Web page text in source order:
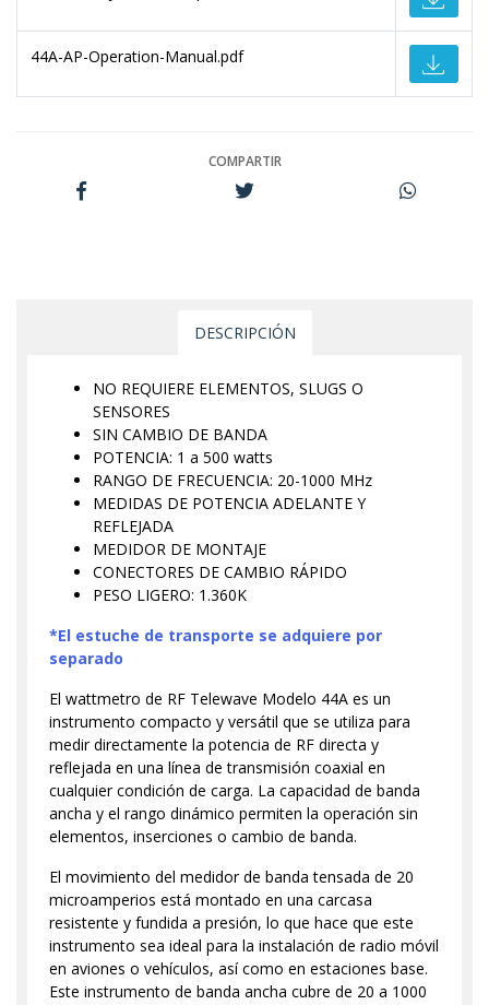
44A-AP-Operation-Manual.pdf
COMPARTIR
DESCRIPCIÓN
NO REQUIERE ELEMENTOS, SLUGS O
SENSORES
SIN CAMBIO DE BANDA
POTENCIA: 1 a 500 watts
RANGO DE FRECUENCIA: 20-1000 MHz
MEDIDAS DE POTENCIA ADELANTE Y
REFLEJADA
MEDIDOR DE MONTAJE
CONECTORES DE CAMBIO RÁPIDO
PESO LIGERO: 1.360K
*El estuche de transporte se adquiere por
separado
El wattmetro de RF Telewave Modelo 44A es un
instrumento compacto y versátil que se utiliza para
medir directamente la potencia de RF directa y
reflejada en una línea de transmisión coaxial en
cualquier condición de carga. La capacidad de banda
ancha y el rango dinámico permiten la operación sin
elementos, inserciones o cambio de banda.
El movimiento del medidor de banda tensada de 20
microamperios está montado en una carcasa
resistente y fundida a presión, lo que hace que este
instrumento sea ideal para la instalación de radio móvil
en aviones o vehículos, así como en estaciones base.
Este instrumento de banda ancha cubre de 20 a 1000